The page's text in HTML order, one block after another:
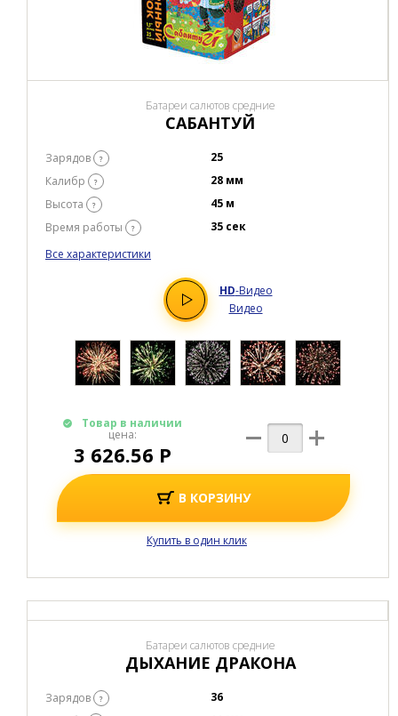
Батареи салютов средние
САБАНТУЙ
Зарядов ?
25
Калибр
?
28 мм
Высота
?
45 м
Время работы
?
35 сек
Все характеристики
HD-Видео
Видео
Товар в наличии
цена:
3 626.56 Р
В КОРЗИНУ
Купить в один клик